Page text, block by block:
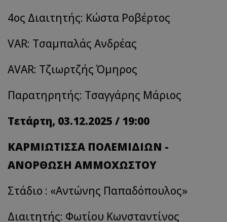
4ος Διαιτητής: Κώστα Ροβέρτος
VAR: Τσαμπαλάς Ανδρέας
AVAR: Τζιωρτζής Όμηρος
Παρατηρητής: Τσαγγάρης Μάριος
Τετάρτη, 03.12.2025 / 19:00
ΚΑΡΜΙΩΤΙΣΣΑ ΠΟΛΕΜΙΔΙΩΝ -
ΑΝΟΡΘΩΣΗ ΑΜΜΟΧΩΣΤΟΥ
Στάδιο : «Αντώνης Παπαδόπουλος»
Διαιτητής: Φωτίου Κωνσταντίνος